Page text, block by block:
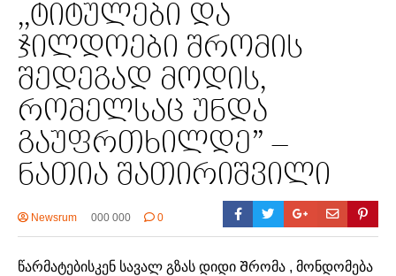
,,ტიტულები და
ჯილდოები შრომის
შედეგად მოდის,
რომელსაც უნდა
გაუფრთხილდე” –
ნათია შათირიშვილი
Newsrum 000 000 0
წარმატებისკენ სავალ გზას დიდი Შრომა , მონდომება